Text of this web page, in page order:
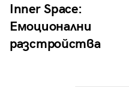
Inner Space:
Емоционални
разстройства